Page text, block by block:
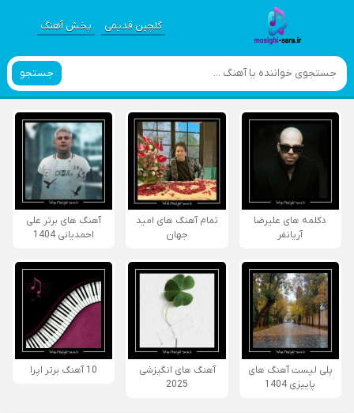
گلچین قدیمی پخش آهنگ
جستجو
دکلمه های علیرضا
آریانفر
تمام آهنگ های امید
جهان
آهنگ های برتر علی
احمدیانی 1404
پلی لیست آهنگ های
پاییزی 1404
آهنگ های انگیزشی
2025
10 آهنگ برتر اپرا